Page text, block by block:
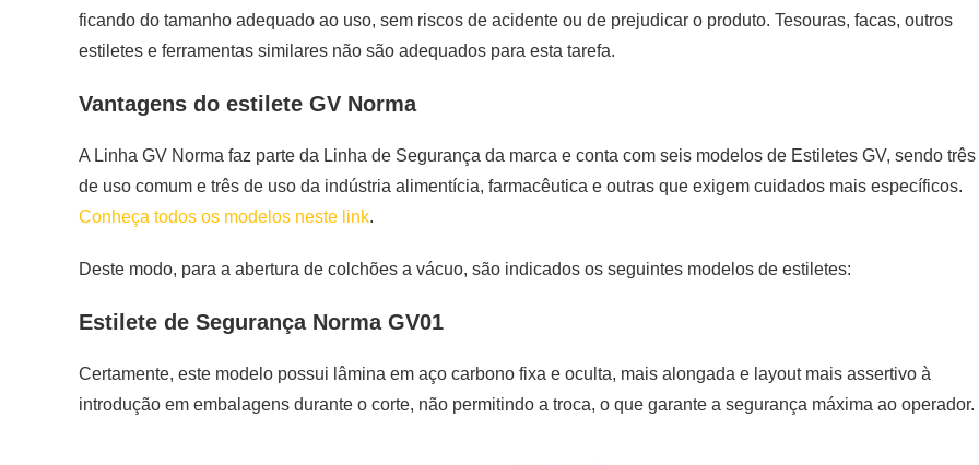
ficando do tamanho adequado ao uso, sem riscos de acidente ou de prejudicar o produto. Tesouras, facas, outros
estiletes e ferramentas similares não são adequados para esta tarefa.
Vantagens do estilete GV Norma
A Linha GV Norma faz parte da Linha de Segurança da marca e conta com seis modelos de Estiletes GV, sendo três
de uso comum e três de uso da indústria alimentícia, farmacêutica e outras que exigem cuidados mais específicos.
Conheça todos os modelos neste link.
Deste modo, para a abertura de colchões a vácuo, são indicados os seguintes modelos de estiletes:
Estilete de Segurança Norma GV01
Certamente, este modelo possui lâmina em aço carbono fixa e oculta, mais alongada e layout mais assertivo à
introdução em embalagens durante o corte, não permitindo a troca, o que garante a segurança máxima ao operador.